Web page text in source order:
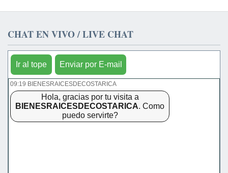
CHAT EN VIVO / LIVE CHAT
Ir al tope Enviar por E-mail
09:19 BIENESRAICESDECOSTARICA
Hola, gracias por tu visita a
BIENESRAICESDECOSTARICA. Como
puedo servirte?